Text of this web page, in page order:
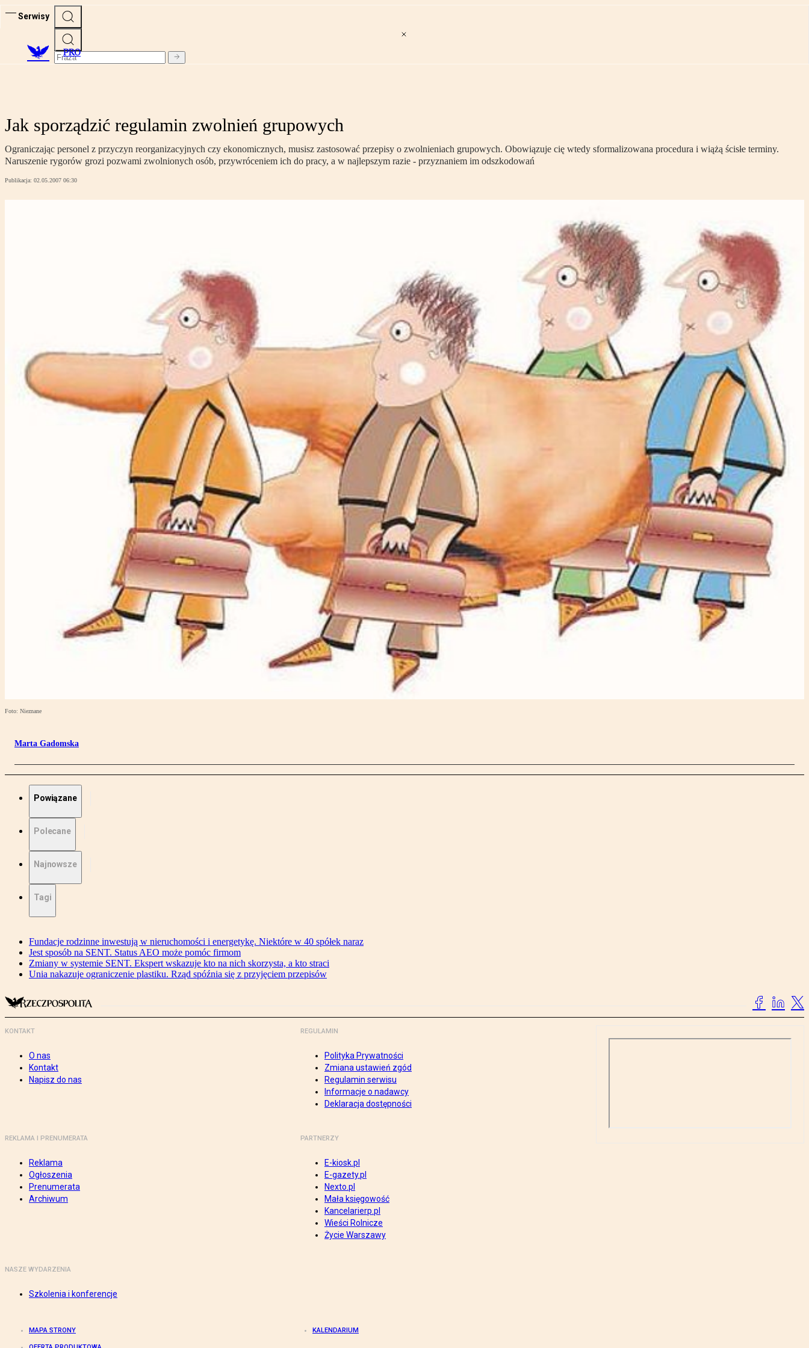
Serwisy
PRO
Jak sporządzić regulamin zwolnień grupowych
Ograniczając personel z przyczyn reorganizacyjnych czy ekonomicznych, musisz zastosować przepisy o zwolnieniach grupowych. Obowiązuje cię wtedy sformalizowana procedura i wiążą ścisłe terminy.
Naruszenie rygorów grozi pozwami zwolnionych osób, przywróceniem ich do pracy, a w najlepszym razie - przyznaniem im odszkodowań
Publikacja: 02.05.2007 06:30
Foto: Nieznane
Marta Gadomska
Powiązane
Polecane
Najnowsze
Tagi
Fundacje rodzinne inwestują w nieruchomości i energetykę. Niektóre w 40 spółek naraz
Jest sposób na SENT. Status AEO może pomóc firmom
Zmiany w systemie SENT. Ekspert wskazuje kto na nich skorzysta, a kto straci
Unia nakazuje ograniczenie plastiku. Rząd spóźnia się z przyjęciem przepisów
KONTAKT
O nas
Kontakt
Napisz do nas
REGULAMIN
Polityka Prywatności
Zmiana ustawień zgód
Regulamin serwisu
Informacje o nadawcy
Deklaracja dostępności
REKLAMA I PRENUMERATA
Reklama
Ogłoszenia
Prenumerata
Archiwum
PARTNERZY
E-kiosk.pl
E-gazety.pl
Nexto.pl
Mała księgowość
Kancelarierp.pl
Wieści Rolnicze
Życie Warszawy
NASZE WYDARZENIA
Szkolenia i konferencje
MAPA STRONY KALENDARIUM